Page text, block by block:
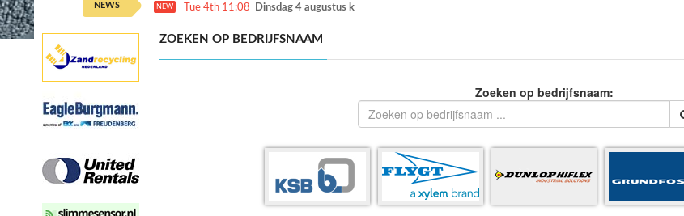
NEWS NEW Tue 4th 11:08 Dinsdag 4 augustus kans op smog door ozon
ZOEKEN OP BEDRIJFSNAAM
Zoeken op bedrijfsnaam: